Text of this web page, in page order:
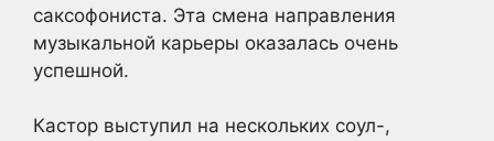
саксофониста. Эта смена направления
музыкальной карьеры оказалась очень
успешной.
Кастор выступил на нескольких соул-,